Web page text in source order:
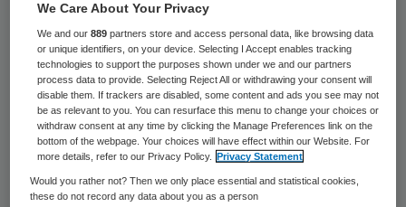
Veghte gespecialiseerd in diensten die
bestuur en management binnen de
zorgsector ondersteunen. Van interim-
management tot opleiding. En van werving
tot advies. Altijd met kennis van zaken.
Altijd met oog voor de specifieke eisen die
de zorgsector stelt.
We Care About Your Privacy
We and our889 partners store and access personal data, like browsing data
or unique identifiers, on your device. Selecting I Accept enables tracking
technologies to support the purposes shown under we and our partners
process data to provide. Selecting Reject All or withdrawing your consent will
disable them. If trackers are disabled, some content and ads you see may not
be as relevant to you. You can resurface this menu to change your choices or
withdraw consent at any time by clicking the Manage Preferences link on the
bottom of the webpage. Your choices will have effect within our Website. For
more details, refer to our Privacy Policy.
Privacy Statement
Would you rather not? Then we only place essential and statistical cookies,
these do not record any data about you as a person